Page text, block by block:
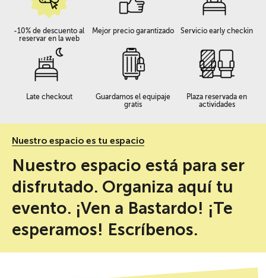
-10% de descuento al
reservar en la web
Mejor precio garantizado Servicio early checkin
Late checkout
Guardamos el equipaje
gratis
Plaza reservada en
actividades
Nuestro espacio es tu espacio
Nuestro espacio está para ser
disfrutado. Organiza aquí tu
evento. ¡Ven a Bastardo! ¡Te
esperamos! Escríbenos.